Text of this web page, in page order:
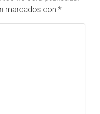
marcados con *